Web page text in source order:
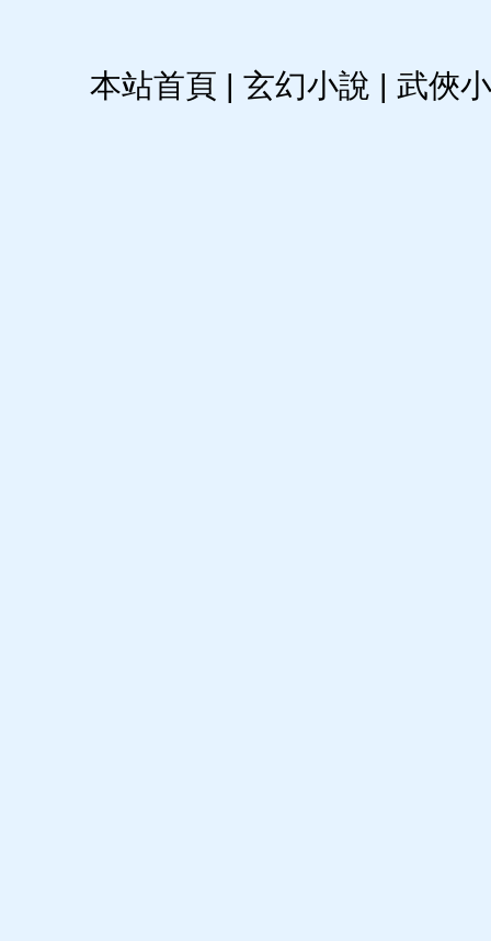
本站首頁 | 玄幻小說 | 武俠